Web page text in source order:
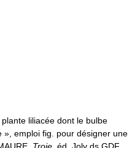
plante liliacée dont le bulbe
», emploi fig. pour désigner une